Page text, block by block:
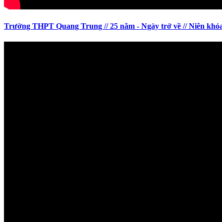
Trường THPT Quang Trung // 25 năm - Ngày trở về // Niên